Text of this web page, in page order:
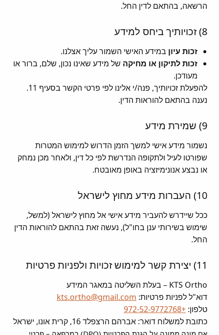
הרשאה, בהתאם לדין החל.
8) זכויותיך ביחס למידע
זכות עיון במידע האישי השמור עליך אצלנו.
זכות לתיקון או מחיקה של מידע שאינו נכון, שלם, ברור או
מעודכן.
להפעלת זכויותיך, פנה/י אלינו לפי פרטי הקשר בסעיף 11.
נענה בהתאם להוראות הדין.
9) שמירת מידע
נשמור מידע אישי למשך הזמן הדרוש למימוש המטרות
שפורטו לעיל ולתקופה הנדרשת לפי כל דין, ולאחר מכן נמחק
או נבצע אנונימיזציה באופן מאובטח.
10) העברות מידע מחוץ לישראל
ככל שיידרש להעביר מידע אישי אל מחוץ לישראל (למשל,
שימוש בשירותי ענן בחו"ל), נעשה זאת בהתאם להוראות הדין
החל.
11) יצירת קשר למימוש זכויות ולפניות פרטיות
KTS Ortho – בעלת השליטה במאגר המידע
דוא"ל לפניות פרטיות: kts.ortho@gmail.com
טלפון: +972-52-9772768
כתובת למשלוח דואר: אברהם הרצפלד 16, קרית אונו, ישראל